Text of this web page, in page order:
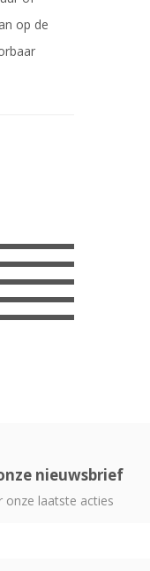
op de
nieuwsbrief
laatste acties